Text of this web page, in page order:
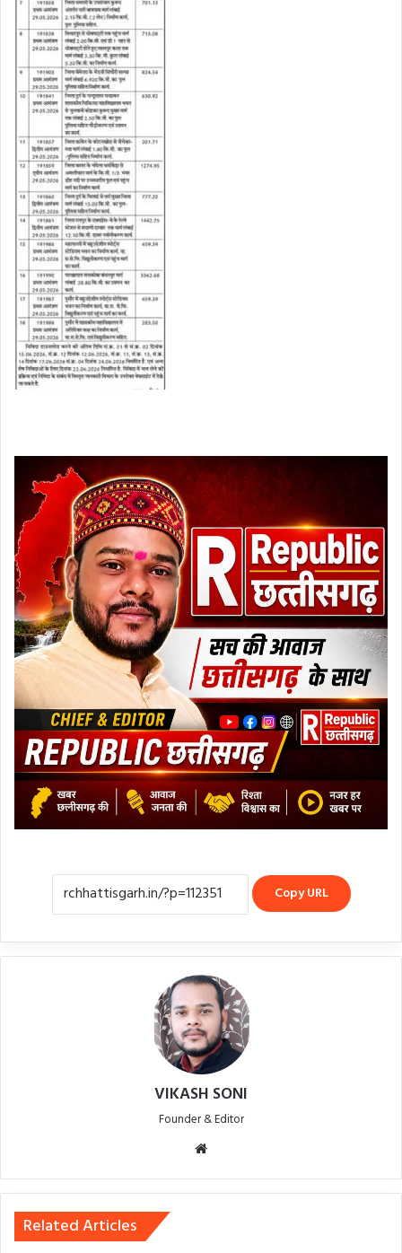
Copy URL
VIKASH SONI
Founder & Editor
Related Articles